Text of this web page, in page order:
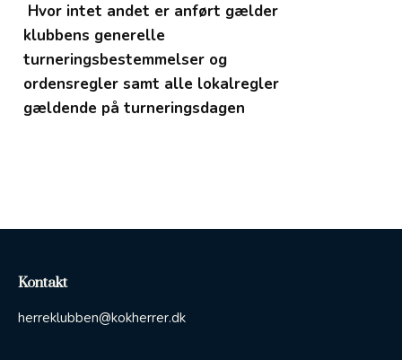
Hvor intet andet er anført gælder
klubbens generelle
turneringsbestemmelser og
ordensregler samt alle lokalregler
gældende på turneringsdagen
Kontakt
herreklubben@kokherrer.dk